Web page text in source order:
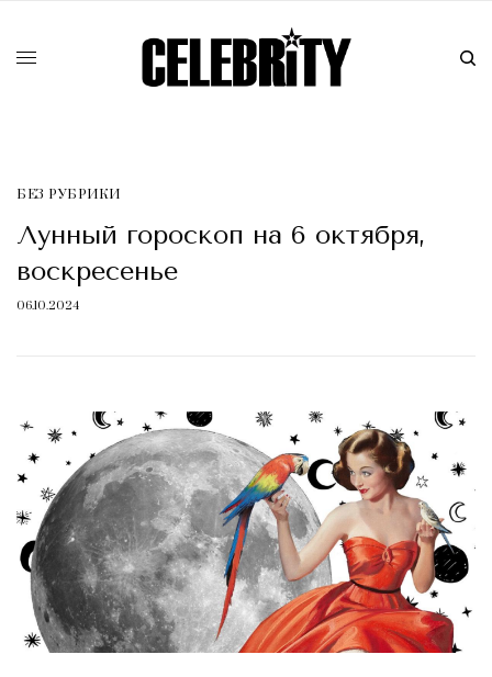
БЕЗ РУБРИКИ
Лунный гороскоп на 6 октября,
воскресенье
06.10.2024